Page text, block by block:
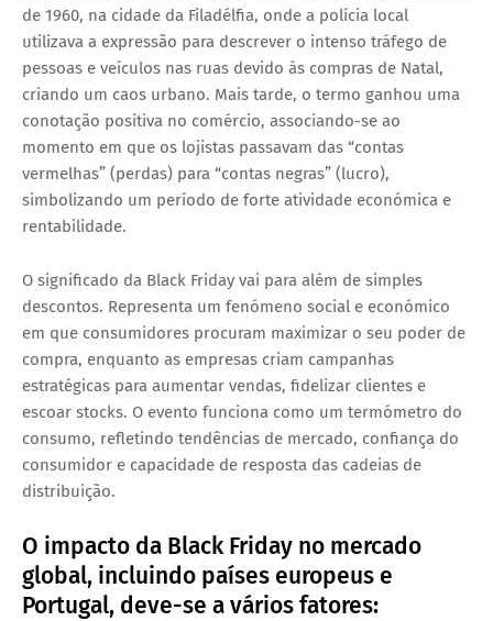
de 1960, na cidade da Filadélfia, onde a polícia local
utilizava a expressão para descrever o intenso tráfego de
pessoas e veículos nas ruas devido às compras de Natal,
criando um caos urbano. Mais tarde, o termo ganhou uma
conotação positiva no comércio, associando-se ao
momento em que os lojistas passavam das “contas
vermelhas” (perdas) para “contas negras” (lucro),
simbolizando um período de forte atividade económica e
rentabilidade.
O significado da Black Friday vai para além de simples
descontos. Representa um fenómeno social e económico
em que consumidores procuram maximizar o seu poder de
compra, enquanto as empresas criam campanhas
estratégicas para aumentar vendas, fidelizar clientes e
escoar stocks. O evento funciona como um termómetro do
consumo, refletindo tendências de mercado, confiança do
consumidor e capacidade de resposta das cadeias de
distribuição.
O impacto da Black Friday no mercado
global, incluindo países europeus e
Portugal, deve-se a vários fatores: